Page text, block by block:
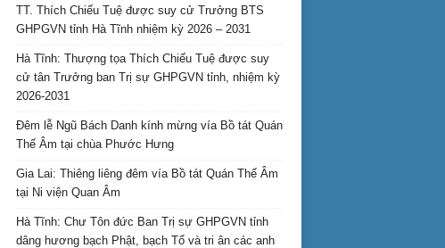
TT. Thích Chiếu Tuệ được suy cử Trưởng BTS
GHPGVN tỉnh Hà Tĩnh nhiệm kỳ 2026 – 2031
Hà Tĩnh: Thượng tọa Thích Chiếu Tuệ được suy
cử tân Trưởng ban Trị sự GHPGVN tỉnh, nhiệm kỳ
2026-2031
Đêm lễ Ngũ Bách Danh kính mừng vía Bồ tát Quán
Thế Âm tại chùa Phước Hưng
Gia Lai: Thiêng liêng đêm vía Bồ tát Quán Thế Âm
tại Ni viện Quan Âm
Hà Tĩnh: Chư Tôn đức Ban Trị sự GHPGVN tỉnh
dâng hương bạch Phật, bạch Tổ và tri ân các anh